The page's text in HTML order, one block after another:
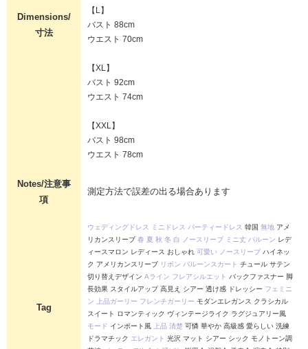
Dimensions/
寸法
【L】
バスト 88cm
ウエスト 70cm
【XL】
バスト 92cm
ウエスト 74cm
【XXL】
バスト 98cm
ウエスト 78cm
Notes/注意事
項
測定方法で誤差の出る場合あります
Tag
ウェディングドレス ミニドレス パーティードレス 韓国 無地 アメ
リカンスリーブ 春 夏 秋 冬 白 ノースリーブ ミニ丈 バルーン レデ
ィースマロン レディース おしゃれ 可愛い ノースリーブ ハイネッ
ク アメリカンスリーブ リボン バルーンスカート チュール サテン
切り替えデザイン Aライン フレアシルエット バックファスナー 脚
長効果 スタイルアップ 高見え シアー 透け感 ドレッシー フェミニ
ン
上品ガーリー フレンチガーリー モダンエレガンス クラシカル
スイート ロマンティック ヴィンテージライク ラグジュアリー風
モード インポート風 上品 清楚 可憐 華やか 高級感 愛らしい 洗練
ドラマチック エレガント 光沢 マット シアー シック モノトーン調